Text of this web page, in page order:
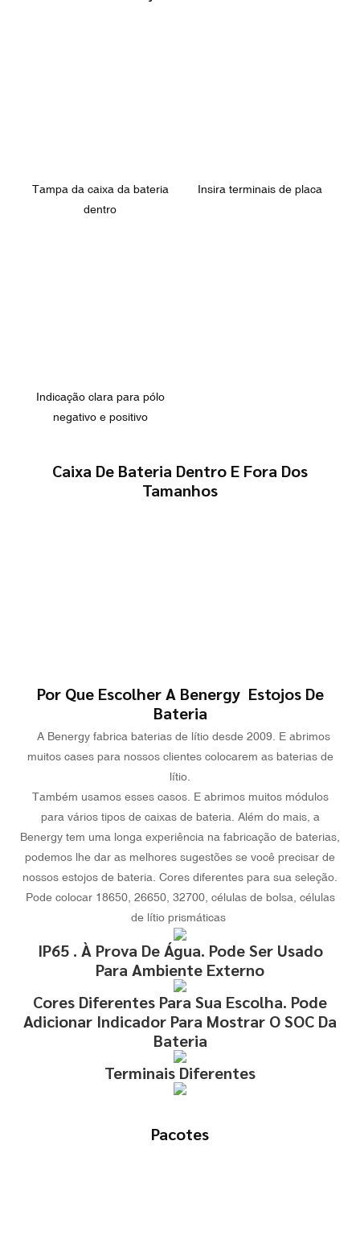
Tampa da caixa da bateria
dentro
Insira terminais de placa
Indicação clara para pólo
negativo e positivo
Caixa De Bateria Dentro E Fora Dos
Tamanhos
Por Que Escolher A Benergy Estojos De
Bateria
A Benergy fabrica baterias de lítio desde 2009. E abrimos
muitos cases para nossos clientes colocarem as baterias de
lítio.
Também usamos esses casos. E abrimos muitos módulos
para vários tipos de caixas de bateria. Além do mais, a
Benergy tem uma longa experiência na fabricação de baterias,
podemos lhe dar as melhores sugestões se você precisar de
nossos estojos de bateria. Cores diferentes para sua seleção.
Pode colocar 18650, 26650, 32700, células de bolsa, células
de lítio prismáticas
IP65 . À Prova De Água. Pode Ser Usado
Para Ambiente Externo
Cores Diferentes Para Sua Escolha. Pode
Adicionar Indicador Para Mostrar O SOC Da
Bateria
Terminais Diferentes
Pacotes